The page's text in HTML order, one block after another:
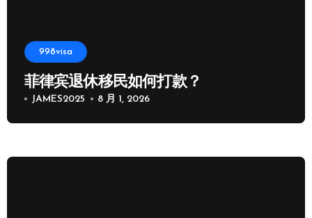
998visa
菲律宾退休移民如何打款？
JAMES2025 8 月 1, 2026